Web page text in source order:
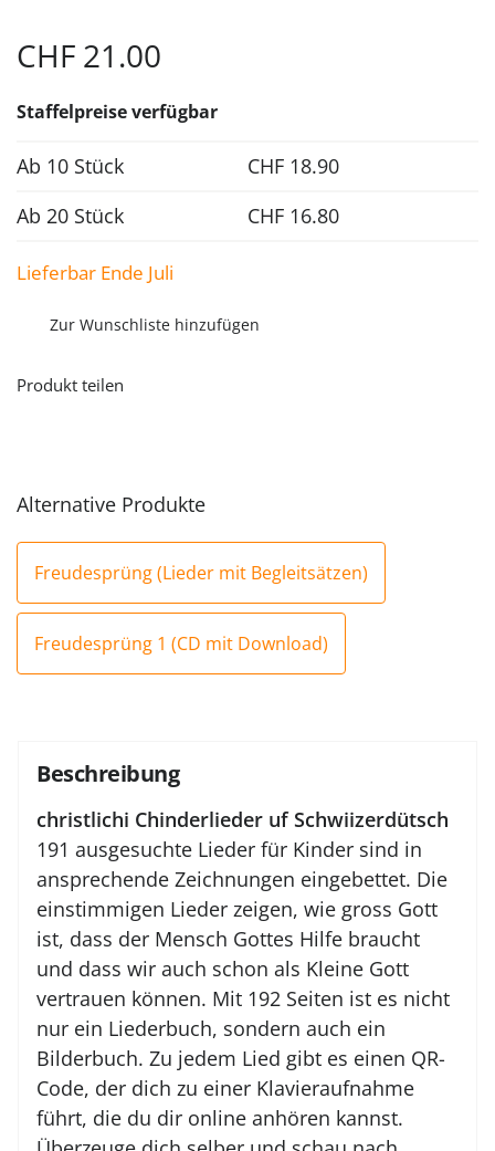
CHF 21.00
Staffelpreise verfügbar
Ab 10 Stück CHF 18.90
Ab 20 Stück
CHF 16.80
Lieferbar Ende Juli
Zur Wunschliste hinzufügen
Produkt teilen
Alternative Produkte
Freudesprüng (Lieder mit Begleitsätzen)
Freudesprüng 1 (CD mit Download)
Beschreibung
christlichi Chinderlieder uf Schwiizerdütsch
191 ausgesuchte Lieder für Kinder sind in
ansprechende Zeichnungen eingebettet. Die
einstimmigen Lieder zeigen, wie gross Gott
ist, dass der Mensch Gottes Hilfe braucht
und dass wir auch schon als Kleine Gott
vertrauen können. Mit 192 Seiten ist es nicht
nur ein Liederbuch, sondern auch ein
Bilderbuch. Zu jedem Lied gibt es einen QR-
Code, der dich zu einer Klavieraufnahme
führt, die du dir online anhören kannst.